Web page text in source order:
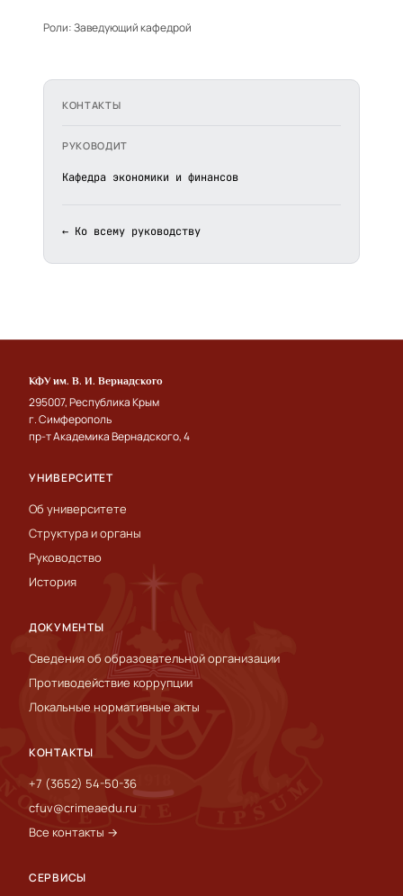
Роли:Заведующий кафедрой
КОНТАКТЫ
РУКОВОДИТ
Кафедра экономики и финансов
← Ко всему руководству
КФУ им. В. И. Вернадского
295007, Республика Крым
г. Симферополь
пр-т Академика Вернадского, 4
УНИВЕРСИТЕТ
Об университете
Структура и органы
Руководство
История
ДОКУМЕНТЫ
Сведения об образовательной организации
Противодействие коррупции
Локальные нормативные акты
КОНТАКТЫ
+7 (3652) 54-50-36
cfuv@crimeaedu.ru
Все контакты →
СЕРВИСЫ